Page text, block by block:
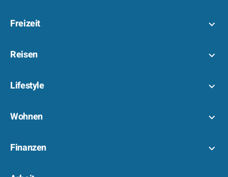
Freizeit
Reisen
Lifestyle
Wohnen
Finanzen